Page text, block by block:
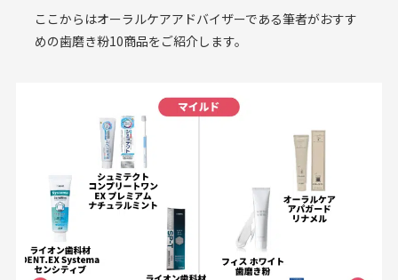
ここからはオーラルケアアドバイザーである筆者がおすす
めの歯磨き粉10商品をご紹介します。